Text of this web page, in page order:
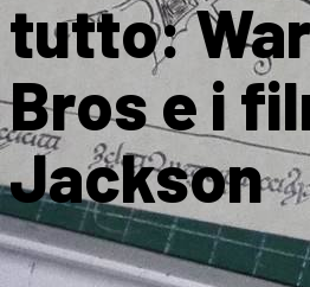
tutto:
Bros e i
Jackson